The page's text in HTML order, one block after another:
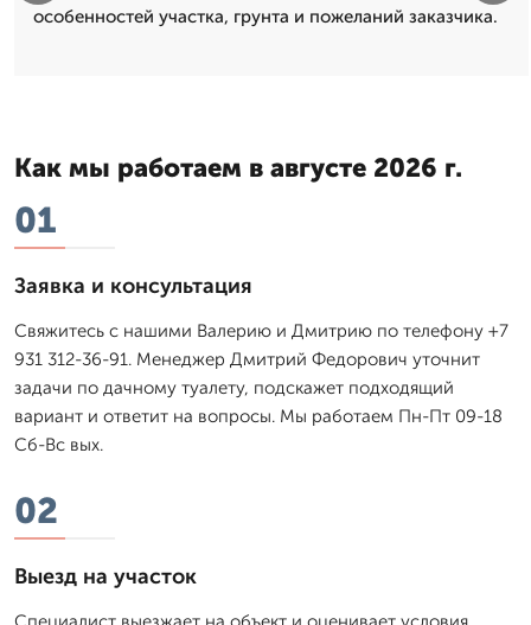
особенностей участка, грунта и пожеланий заказчика.
Как мы работаем в августе 2026 г.
01
Заявка и консультация
Свяжитесь с нашими Валерию и Дмитрию по телефону +7
931 312-36-91. Менеджер Дмитpий Федорович уточнит
задачи по дачному туалету, подскажет подходящий
вариант и ответит на вопросы. Мы работаем Пн-Пт 09-18
Сб-Вс вых.
02
Выезд на участок